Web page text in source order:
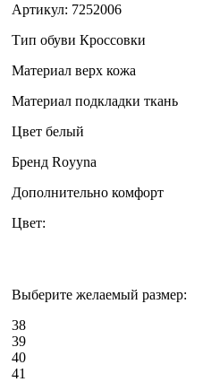
Артикул: 7252006
Тип обуви Кроссовки
Материал верх кожа
Материал подкладки ткань
Цвет белый
Бренд Royyna
Дополнительно комфорт
Цвет:
Выберите желаемый размер:
38
39
40
41